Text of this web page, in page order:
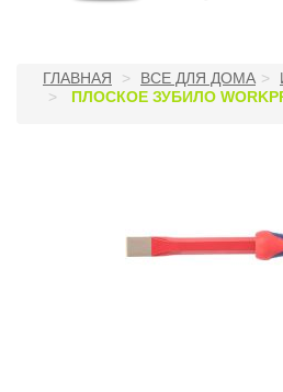
ГЛАВНАЯ ВСЕ ДЛЯ ДОМА
ПЛОСКОЕ ЗУБИЛО